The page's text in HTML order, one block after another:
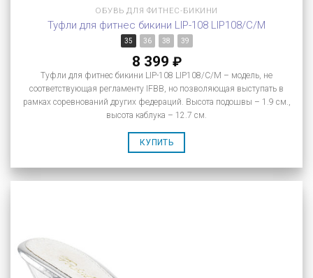
ОБУВЬ ДЛЯ ФИТНЕС-БИКИНИ
Туфли для фитнес бикини LIP-108 LIP108/C/M
35 36 38 39
8 399 ₽
Туфли для фитнес бикини LIP-108 LIP108/C/M – модель, не
соответствующая регламенту IFBB, но позволяющая выступать в
рамках соревнований других федераций. Высота подошвы – 1.9 см.,
высота каблука – 12.7 см.
КУПИТЬ